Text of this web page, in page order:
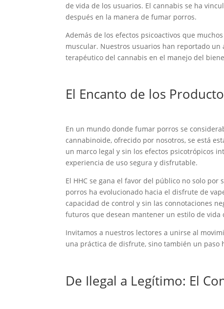
de vida de los usuarios. El cannabis se ha
después en la manera de fumar porros.
Además de los efectos psicoactivos que
muscular. Nuestros usuarios han reportado
terapéutico del cannabis en el manejo del
El Encanto de los
En un mundo donde fumar porros se
cannabinoide, ofrecido por nosotros, se está
un marco legal y sin los efectos psicotrópicos
experiencia de uso segura y disfrutable.
El HHC se gana el favor del público no solo
porros ha evolucionado hacia el disfrute de
capacidad de control y sin las connotaciones
futuros que desean mantener un estilo de vida
Invitamos a nuestros lectores a unirse al
una práctica de disfrute, sino también un paso
De Ilegal a Legítimo: El